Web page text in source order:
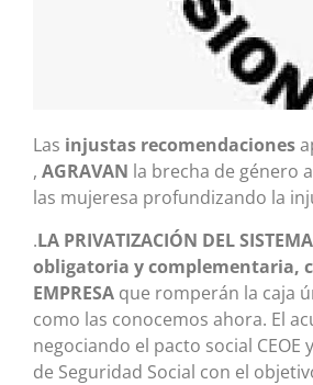
Las injustas recomendaciones
, AGRAVAN la brecha de género
las mujeresa profundizando la
.LA PRIVATIZACIÓN DEL
obligatoria y complementaria,
EMPRESA que romperán la caja
como las conocemos ahora. El
negociando el pacto social CEOE
de Seguridad Social con el